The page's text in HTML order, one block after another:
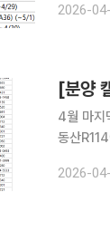
‘의정부
2026-
[분양
4월 마지
동산
한다. 28
2026-